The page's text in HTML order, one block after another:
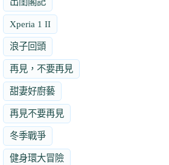
Xperia 1 II
浪子回頭
再見，不要再見
甜妻好廚藝
再見不要再見
冬季戰爭
健身環大冒險